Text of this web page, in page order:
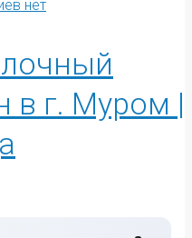
нет
в г. Муром |